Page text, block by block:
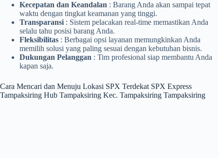
Kecepatan dan Keandalan : Barang Anda akan sampai tepat
waktu dengan tingkat keamanan yang tinggi.
Transparansi : Sistem pelacakan real-time memastikan Anda
selalu tahu posisi barang Anda.
Fleksibilitas : Berbagai opsi layanan memungkinkan Anda
memilih solusi yang paling sesuai dengan kebutuhan bisnis.
Dukungan Pelanggan : Tim profesional siap membantu Anda
kapan saja.
Cara Mencari dan Menuju Lokasi SPX Terdekat SPX Express
Tampaksiring Hub Tampaksiring Kec. Tampaksiring Tampaksiring